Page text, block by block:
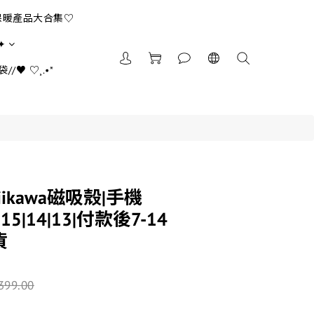
產品大合集♡
袋//♥ ♡¸.•*
磁吸殼|手機
付款後7-14